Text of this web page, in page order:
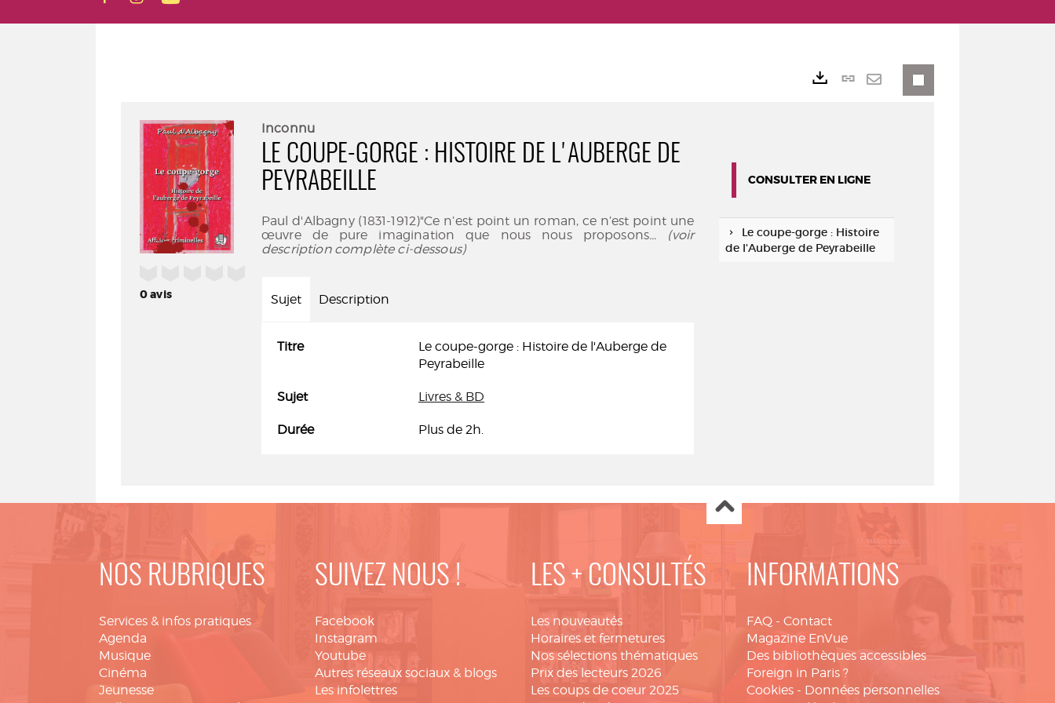
0avis
Inconnu
LE COUPE-GORGE : HISTOIRE DE L'AUBERGE DE
PEYRABEILLE
Paul d'Albagny (1831-1912)"Ce n’est point un roman, ce n’est point une
œuvre de pure imagination que nous nous proposons... (voir
description complète ci-dessous)
Sujet Description
Titre
Le coupe-gorge : Histoire de l'Auberge de
Peyrabeille
Sujet Livres & BD
Durée Plus de 2h.
Lien
CONSULTER EN LIGNE
Le coupe-gorge : Histoire
de l'Auberge de Peyrabeille
NOS RUBRIQUES
Services & infos pratiques
Agenda
Musique
Cinéma
Jeunesse
SUIVEZ NOUS !
Facebook
Instagram
Youtube
Autres réseaux sociaux & blogs
Les infolettres
LES + CONSULTÉS
Les nouveautés
Horaires et fermetures
Nos sélections thématiques
Prix des lecteurs 2026
Les coups de coeur 2025
INFORMATIONS
FAQ - Contact
Magazine EnVue
Des bibliothèques accessibles
Foreign in Paris ?
Cookies - Données personnelles